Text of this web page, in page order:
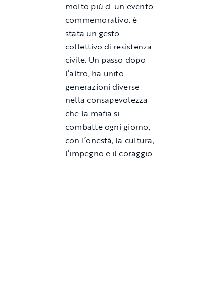
molto più di un evento
commemorativo: è
stata un gesto
collettivo di resistenza
civile. Un passo dopo
l’altro, ha unito
generazioni diverse
nella consapevolezza
che la mafia si
combatte ogni giorno,
con l’onestà, la cultura,
l’impegno e il coraggio.